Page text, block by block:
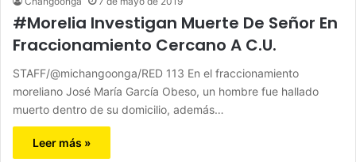
#Morelia Investigan Muerte De Señor En
Fraccionamiento Cercano A C.U.
STAFF/@michangoonga/RED 113 En el fraccionamiento
moreliano José María García Obeso, un hombre fue hallado
muerto dentro de su domicilio, además…
Leer más »